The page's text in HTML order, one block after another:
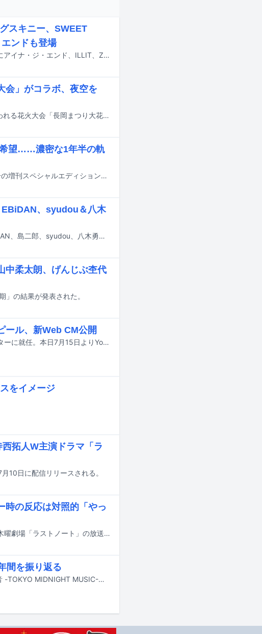
スキニー、SWEET
ンドも登場
7月24日にテレビ朝日系で放送される「ミュージックステーション」にアイナ・ジ・エンド、ILLIT、ZAZEN BOYS、SWEET STEADY、timelesz、乃木坂46、ヤングスキニーが出演する。
会」がコラボ、夜空を
timeleszの新曲「消えない花火」と、8月2、3日に新潟・長岡市で行われる花火大会「長岡まつり大花火大会」がコラボレーションすることが決定した。
望……濃密な1年半の軌
篠塚大輝（timelesz）が本日7月17日に発売された雑誌「美ST」9月号の増刊スペシャルエディションの表紙に登場している。
EBiDAN、syudou＆八木
7月23日にフジテレビで放送される音楽番組「STAR」にaespa、EBiDAN、島二郎、syudou、八木勇征、純烈、ちいかわ、TREASURE、乃木坂46が出演する。
中柔太朗、げんじぶ杢代
の結果が発表された。
ール、新Web CM公開
timeleszの菊池風磨が江崎グリコの「パピコ」の新イメージキャラクターに就任。本日7月15日よりYouTubeにて公開中の新Web CM「おひるだ！パピコタイム」編、「おつかれ！パピコタイム」編、「お風呂上がり！パピコタイム」編、「今です！パピコタイムです！」編に出演している。
をイメージ
拓人W主演ドラマ「ラ
10日に配信リリースされる。
時の反応は対照的「やっ
内田有紀と寺西拓人（timelesz）がダブル主演を務めるフジテレビ系木曜劇場「ラストノート」の放送が明日7月9日22:00にスタートする。初回オンエアに先立って、昨日7月7日に東京・フジテレビ本社で七夕トークイベントが行われ、内田と寺西が登壇した。
間を振り返る
NiziUが本日7月7日深夜に日本テレビ系で放送される音楽番組「夜の音 -TOKYO MIDNIGHT MUSIC-」に出演する。